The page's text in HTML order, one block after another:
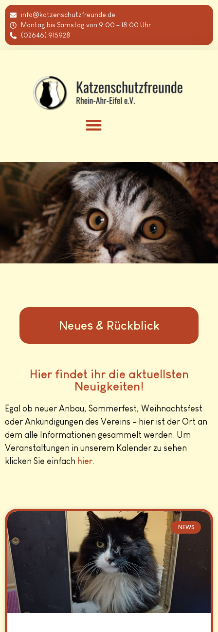
info@katzenschutzfreunde.de
Montag bis Samstag von 9:00 – 18:00 Uhr
(02646) 915928
Neues & Rückblick
Hier findet ihr die aktuellsten
Neuigkeiten!
Egal ob neuer Anbau, Sommerfest, Weihnachtsfest
oder Ankündigungen des Vereins – hier ist der Ort an
dem alle Informationen gesammelt werden. Um
Veranstaltungen in unserem Kalender zu sehen
klicken Sie einfach hier.
NEWS